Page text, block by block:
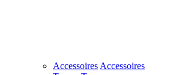
Accessoires Accessoires